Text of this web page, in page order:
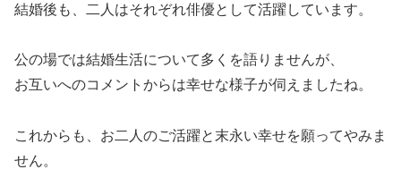
結婚後も、二人はそれぞれ俳優として活躍しています。
公の場では結婚生活について多くを語りませんが、
お互いへのコメントからは幸せな様子が伺えましたね。
これからも、お二人のご活躍と末永い幸せを願ってやみま
せん。